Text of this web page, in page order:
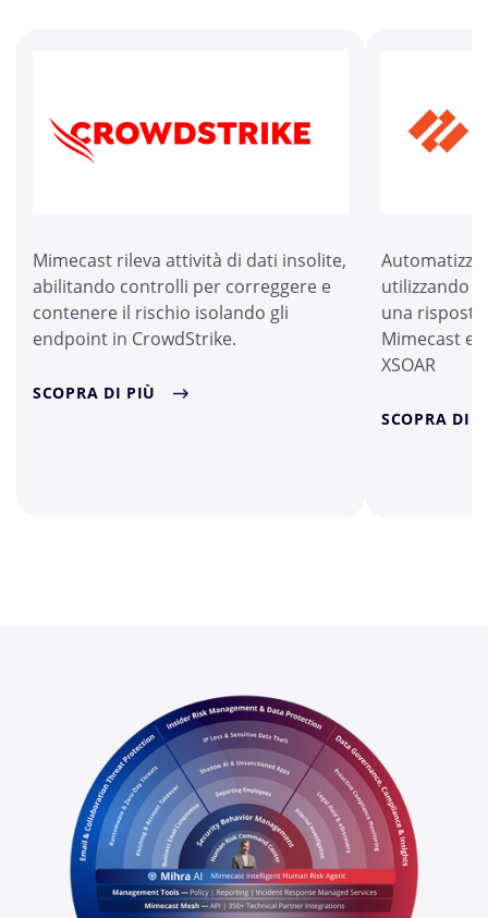
Mimecast rileva attività di dati insolite,
abilitando controlli per correggere e
contenere il rischio isolando gli
endpoint in CrowdStrike.
SCOPRA DI PIÙ
utilizzando
una
Mimecast e
XSOAR
SCOPRA DI